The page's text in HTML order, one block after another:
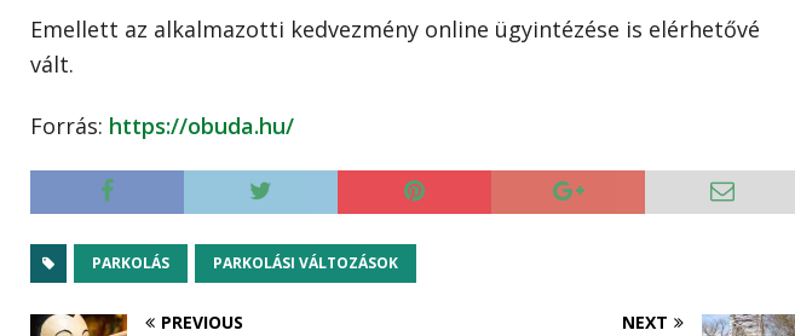
Emellett az alkalmazotti kedvezmény online ügyintézése is elérhetővé
vált.
Forrás: https://obuda.hu/
PARKOLÁS PARKOLÁSI VÁLTOZÁSOK
PREVIOUS NEXT